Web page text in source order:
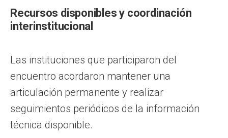
Recursos disponibles y coordinación
interinstitucional
Las instituciones que participaron del
encuentro acordaron mantener una
articulación permanente y realizar
seguimientos periódicos de la información
técnica disponible.